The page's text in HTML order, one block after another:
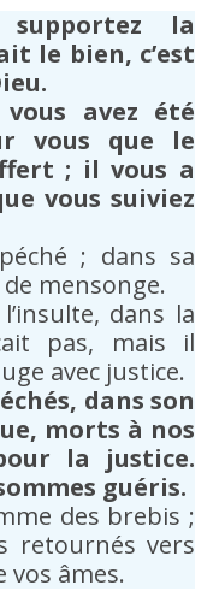
la
le bien, c’est
avez été
vous que le
; il vous a
vous suiviez
; dans sa
mensonge.
dans la
pas, mais il
avec justice.
dans son
morts à nos
la justice.
guéris.
des brebis ;
retournés vers
âmes.